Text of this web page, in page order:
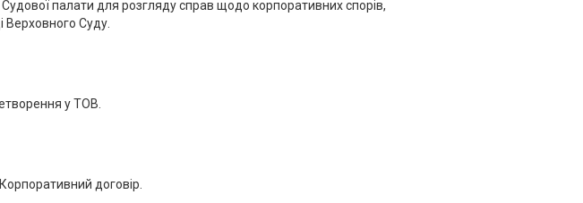
палати для розгляду справ щодо корпоративних спорів,
Верховного Суду.
у ТОВ.
договір.